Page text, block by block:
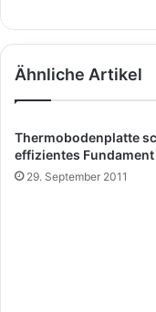
Ähnliche Artikel
Thermobodenplatte
effizientes Fundament
29. September 2011